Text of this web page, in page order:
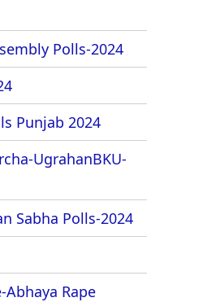
Polls-2024
Punjab 2024
UgrahanBKU-
Sabha Polls-2024
Rape